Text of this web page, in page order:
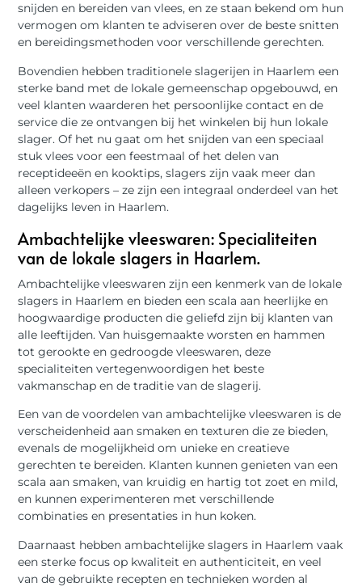
snijden en bereiden van vlees, en ze staan ​​bekend om hun
vermogen om klanten te adviseren over de beste snitten
en bereidingsmethoden voor verschillende gerechten.
Bovendien hebben traditionele slagerijen in Haarlem een
sterke band met de lokale gemeenschap opgebouwd, en
veel klanten waarderen het persoonlijke contact en de
service die ze ontvangen bij het winkelen bij hun lokale
slager. Of het nu gaat om het snijden van een speciaal
stuk vlees voor een feestmaal of het delen van
receptideeën en kooktips, slagers zijn vaak meer dan
alleen verkopers – ze zijn een integraal onderdeel van het
dagelijks leven in Haarlem.
Ambachtelijke vleeswaren: Specialiteiten
van de lokale slagers in Haarlem.
Ambachtelijke vleeswaren zijn een kenmerk van de lokale
slagers in Haarlem en bieden een scala aan heerlijke en
hoogwaardige producten die geliefd zijn bij klanten van
alle leeftijden. Van huisgemaakte worsten en hammen
tot gerookte en gedroogde vleeswaren, deze
specialiteiten vertegenwoordigen het beste
vakmanschap en de traditie van de slagerij.
Een van de voordelen van ambachtelijke vleeswaren is de
verscheidenheid aan smaken en texturen die ze bieden,
evenals de mogelijkheid om unieke en creatieve
gerechten te bereiden. Klanten kunnen genieten van een
scala aan smaken, van kruidig ​​en hartig tot zoet en mild,
en kunnen experimenteren met verschillende
combinaties en presentaties in hun koken.
Daarnaast hebben ambachtelijke slagers in Haarlem vaak
een sterke focus op kwaliteit en authenticiteit, en veel
van de gebruikte recepten en technieken worden al